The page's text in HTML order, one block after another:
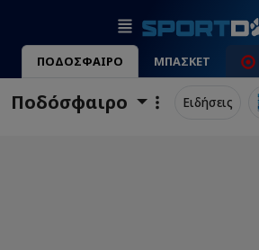
ΠΟΔΟΣΦΑΙΡΟ ΜΠΑΣΚΕΤ
Ποδόσφαιρο Ειδήσεις